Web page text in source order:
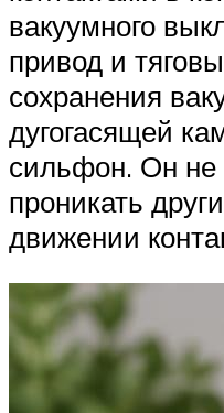
вакуумного
привод и
сохранения
дугогасящей
сильфон. Он не
проникать
движении